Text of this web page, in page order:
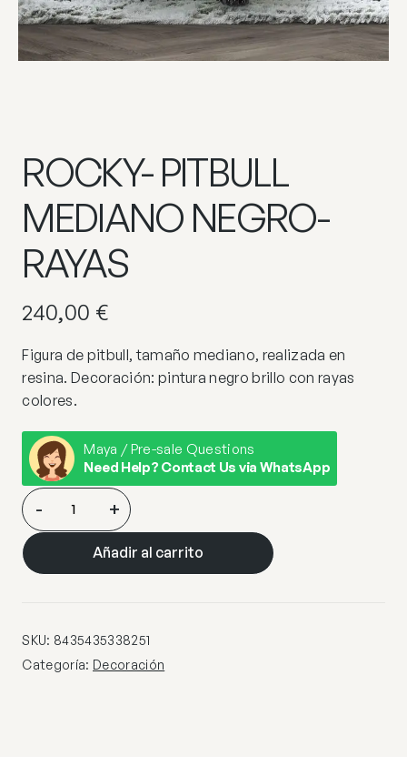
ROCKY- PITBULL
MEDIANO NEGRO-
RAYAS
240,00 €
Figura de pitbull, tamaño mediano, realizada en
resina. Decoración: pintura negro brillo con rayas
colores.
Maya / Pre-sale Questions
Need Help? Contact Us via WhatsApp
ROCKY-
PITBULL
MEDIANO
NEGRO-
- +
Añadir al carrito
SKU: 8435435338251
Categoría: Decoración